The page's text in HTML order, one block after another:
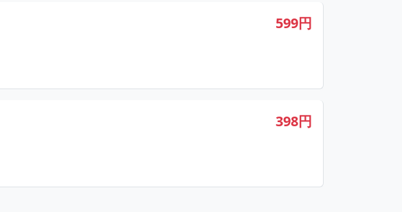
599円
398円